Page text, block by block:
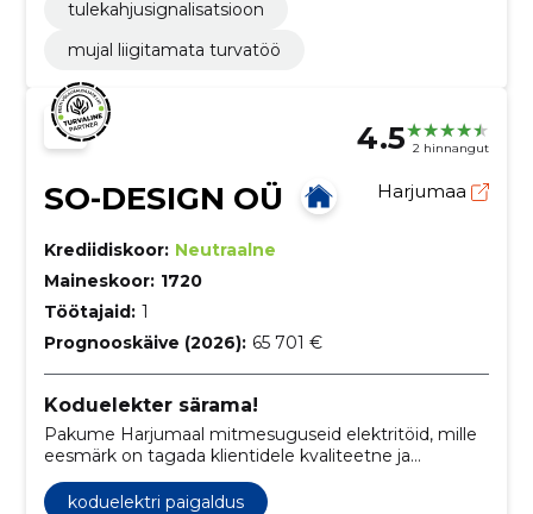
tulekahjusignalisatsioon
mujal liigitamata turvatöö
4.5 2 hinnangut
SO-DESIGN OÜ Harjumaa
Krediidiskoor: Neutraalne
Maineskoor: 1720
Töötajaid: 1
Prognooskäive (2026): 65 701 €
Koduelekter särama!
Pakume Harjumaal mitmesuguseid elektritöid, mille
eesmärk on tagada klientidele kvaliteetne ja
professionaalne teenindus nii elektrisüsteemide
paigaldamisel kui ka hooldamisel.
koduelektri paigaldus